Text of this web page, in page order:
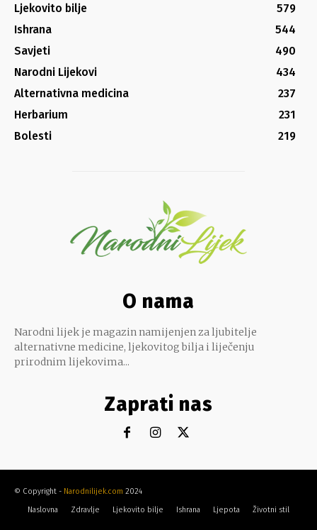
Ljekovito bilje
579
Ishrana
544
Savjeti
490
Narodni Lijekovi
434
Alternativna medicina
237
Herbarium
231
Bolesti
219
O nama
Narodni lijek je magazin namijenjen za ljubitelje
alternativne medicine, ljekovitog bilja i liječenju
prirodnim lijekovima...
Zaprati nas
© Copyright - Narodnilijek.com 2024
Naslovna
Zdravlje Ljekovito bilje Ishrana Ljepota Životni stil